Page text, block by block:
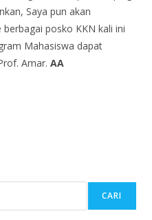
Saya pun akan
posko KKN kali ini
Mahasiswa dapat
Amar.AA
CARI